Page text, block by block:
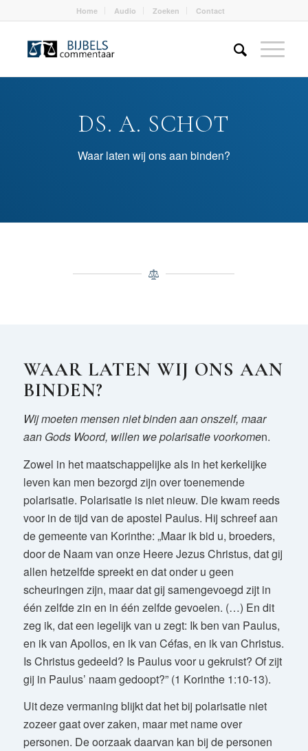
Home Audio Zoeken Contact
DS. A. SCHOT
Waar laten wij ons aan binden?
WAAR LATEN WIJ ONS AAN
BINDEN?
Wij moeten mensen niet binden aan onszelf, maar
aan Gods Woord, willen we polarisatie voorkomen.
Zowel in het maatschappelijke als in het kerkelijke
leven kan men bezorgd zijn over toenemende
polarisatie. Polarisatie is niet nieuw. Die kwam reeds
voor in de tijd van de apostel Paulus. Hij schreef aan
de gemeente van Korinthe: „Maar ik bid u, broeders,
door de Naam van onze Heere Jezus Christus, dat gij
allen hetzelfde spreekt en dat onder u geen
scheuringen zijn, maar dat gij samengevoegd zijt in
één zelfde zin en in één zelfde gevoelen. (…) En dit
zeg ik, dat een iegelijk van u zegt: Ik ben van Paulus,
en ik van Apollos, en ik van Céfas, en ik van Christus.
Is Christus gedeeld? Is Paulus voor u gekruist? Of zijt
gij in Paulus’ naam gedoopt?” (1 Korinthe 1:10-13).
Uit deze vermaning blijkt dat het bij polarisatie niet
zozeer gaat over zaken, maar met name over
personen. De oorzaak daarvan kan bij de personen